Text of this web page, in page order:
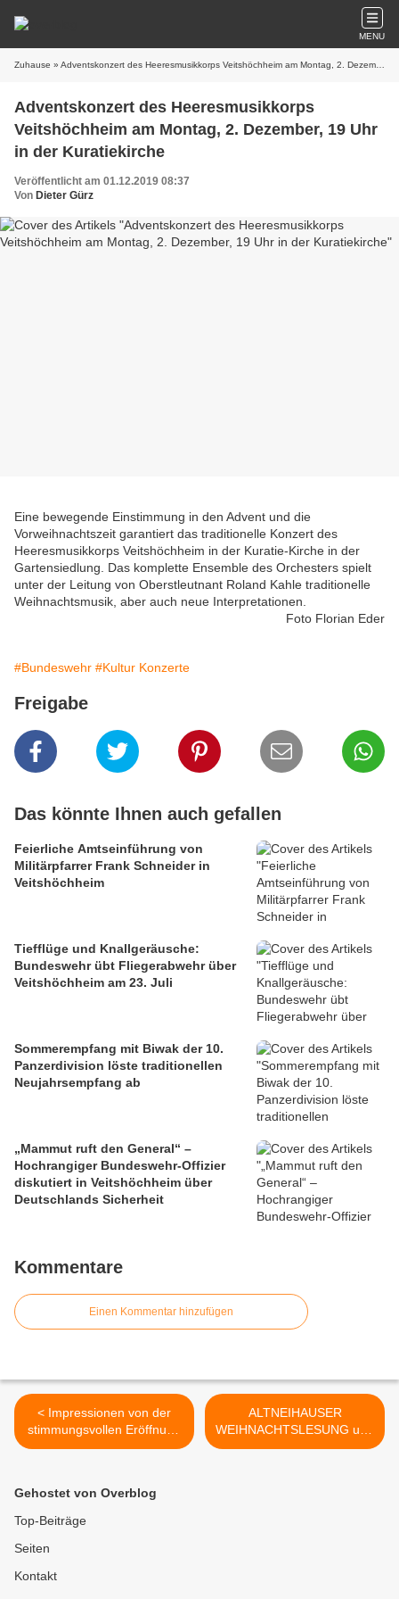
MENU
Zuhause » Adventskonzert des Heeresmusikkorps Veitshöchheim am Montag, 2. Dezember, 19 Uhr in der Kuratiekirche
Adventskonzert des Heeresmusikkorps
Veitshöchheim am Montag, 2. Dezember, 19 Uhr
in der Kuratiekirche
Veröffentlicht am 01.12.2019 08:37
Von Dieter Gürz
Eine bewegende Einstimmung in den Advent und die
Vorweihnachtszeit garantiert das traditionelle Konzert des
Heeresmusikkorps Veitshöchheim in der Kuratie-Kirche in der
Gartensiedlung. Das komplette Ensemble des Orchesters spielt
unter der Leitung von Oberstleutnant Roland Kahle traditionelle
Weihnachtsmusik, aber auch neue Interpretationen.
Foto Florian Eder
#Bundeswehr #Kultur Konzerte
Freigabe
Das könnte Ihnen auch gefallen
Feierliche Amtseinführung von
Militärpfarrer Frank Schneider in
Veitshöchheim
Tiefflüge und Knallgeräusche:
Bundeswehr übt Fliegerabwehr über
Veitshöchheim am 23. Juli
Sommerempfang mit Biwak der 10.
Panzerdivision löste traditionellen
Neujahrsempfang ab
„Mammut ruft den General“ –
Hochrangiger Bundeswehr-Offizier
diskutiert in Veitshöchheim über
Deutschlands Sicherheit
Kommentare
Einen Kommentar hinzufügen
< Impressionen von der
stimmungsvollen Eröffnung
der schon am ersten Tag
Altortweihnacht
ALTNEIHAUSER
WEIHNACHTSLESUNG und
KONZERT am 14.
Gehostet von Overblog
Top-Beiträge
Seiten
Kontakt